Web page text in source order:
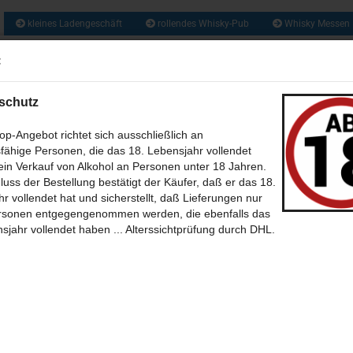
Angebot richtet sich ausschließlich an
Personen, die das 18. Lebensjahr vollendet
Verkauf von Alkohol an Personen unter 18 Jahren.
der Bestellung bestätigt der Käufer, daß er das 18.
vollendet hat und sicherstellt, daß Lieferungen nur
entgegengenommen werden, die ebenfalls das
vollendet haben ... Alterssichtprüfung durch DHL.
kleines Ladengeschäft rollendes Whisky-Pub Whisky Messen
Obstbrände,
und
ALLER WELT (209) RUM & RHUM (133) GIN UND GENEVER /
WEIN - MET - CIDER - BIER (46) BABY WHISKY - NEW SPIRIT (6)
(35) SÜSSES + SALZIGES MIT UND OHNE (39) BÜCHER (7)
BILDER (12) POSTKARTEN (39) SONSTIGES (30)
Whisk(e)y aus aller Welt » Iceland - Island
Iceland young Malt mit 47,0% aus der Eimverk Distillery in Island
weiter » Artikel in dieser Kategorie